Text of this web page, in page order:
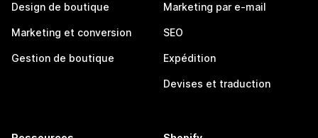
Design de boutique
Marketing et conversion
Gestion de boutique
Marketing par e-mail
SEO
Expédition
Devises et traduction